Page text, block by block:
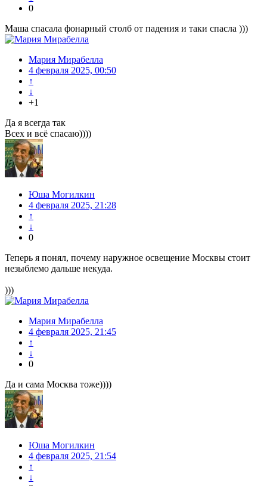
0
Маша спасала фонарный столб от падения и таки спасла )))
Мария Мирабелла
4 февраля 2025, 00:50
↑
↓
+1
Да я всегда так
Всех и всё спасаю))))
Юша Могилкин
4 февраля 2025, 21:28
↑
↓
0
Теперь я понял, почему наружное освещение Москвы стоит
незыблемо дальше некуда.
)))
Мария Мирабелла
4 февраля 2025, 21:45
↑
↓
0
Да и сама Москва тоже))))
Юша Могилкин
4 февраля 2025, 21:54
↑
↓